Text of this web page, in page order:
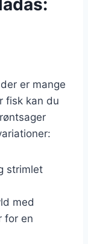
er mange
fisk kan du
strimlet
med
for en